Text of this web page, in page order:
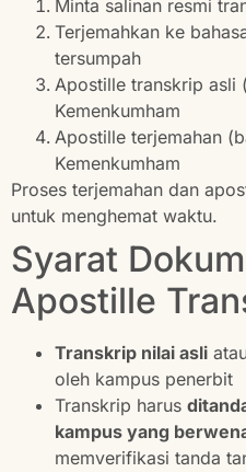
Minta salinan resmi
Terjemahkan ke
tersumpah
Apostille transkrip asli
Kemenkumham
Apostille terjemahan
Kemenkumham
Proses terjemahan dan
untuk menghemat waktu.
Syarat
Apostille
Transkrip nilai asli
oleh kampus penerbit
Transkrip harus
kampus yang
memverifikasi tanda